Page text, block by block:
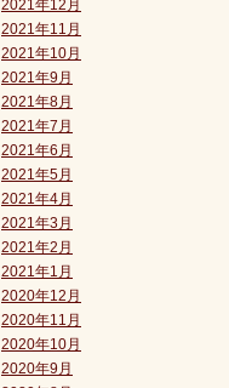
2021年12月
2021年11月
2021年10月
2021年9月
2021年8月
2021年7月
2021年6月
2021年5月
2021年4月
2021年3月
2021年2月
2021年1月
2020年12月
2020年11月
2020年10月
2020年9月